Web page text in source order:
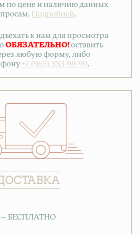
по цене и наличию данных
Подробней.
к нам для просмотра
ОБЯЗАТЕЛЬНО! оставить
любую форму, либо
+7 (965) 333-99-90.
— БЕСПЛАТНО